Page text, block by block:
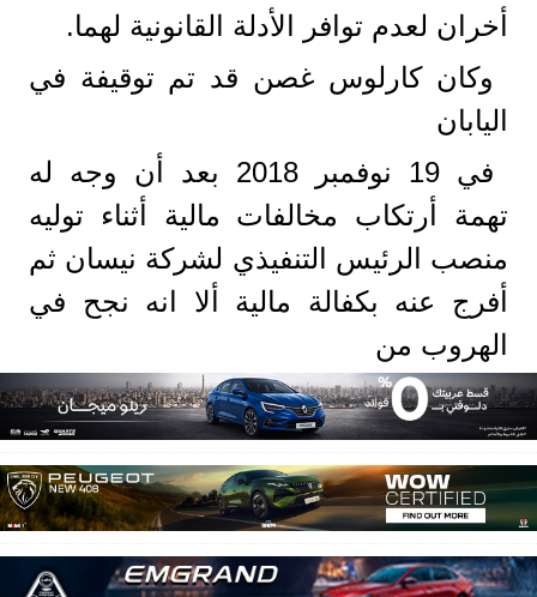
أخران لعدم توافر الأدلة القانونية لهما.
وكان كارلوس غصن قد تم توقيفة في
اليابان
في 19 نوفمبر 2018 بعد أن وجه له
تهمة أرتكاب مخالفات مالية أثناء توليه
منصب الرئيس التنفيذي لشركة نيسان ثم
أفرج عنه بكفالة مالية ألا انه نجح في
الهروب من